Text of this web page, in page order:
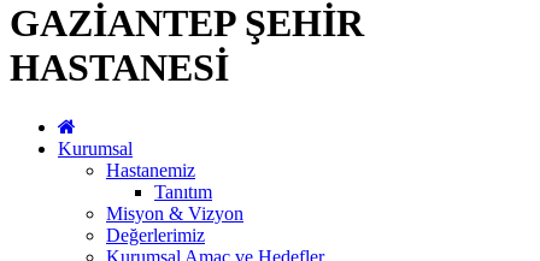
GAZİANTEP ŞEHİR
HASTANESİ
Kurumsal
Hastanemiz
Tanıtım
Misyon & Vizyon
Değerlerimiz
Kurumsal Amaç ve Hedefler